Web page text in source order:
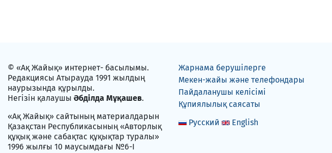
© «Ақ Жайық» интернет- басылымы.
Редакциясы Атырауда 1991 жылдың
наурызында құрылды.
Негізін қалаушы Әбділда Мұқашев.
«Ақ Жайық» сайтының материалдарын
Қазақстан Республикасының «Авторлық
құқық және сабақтас құқықтар туралы»
1996 жылғы 10 маусымдағы №6-I
Жарнама берушілерге
Мекен-жайы және телефондары
Пайдаланушы келісімі
Құпиялылық саясаты
Русский
English